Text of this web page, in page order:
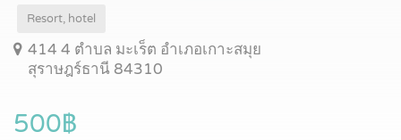
Resort, hotel
414 4 ตำบล มะเร็ต อำเภอเกาะสมุย
สุราษฎร์ธานี 84310
500฿